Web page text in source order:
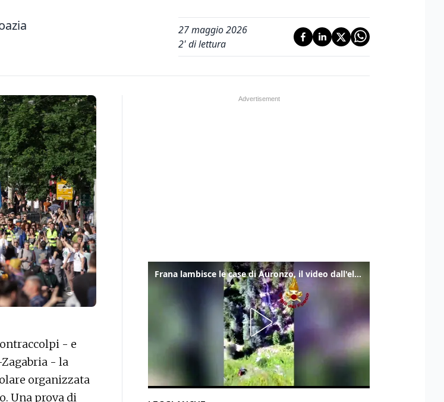
27 maggio 2026
2' di lettura
- e
Zagabria - la
organizzata
Una prova di
Frana lambisce le case di Auronzo, il video dall'elicottero dei vigili del fuoco